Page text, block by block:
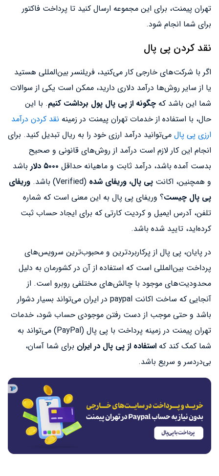
تهران پیمنت، برای این مجموعه ارسال کنید تا پرداخت فاکتور
برای شما انجام شود.
نقد کردن پی پال
اگر با شرکت‌های خارجی کار می‌کنید، فریلنسر بین‌المللی هستید
یا از سایر روش‌ها درآمد دلاری دارید، ممکن است یکی از سوالات
شما این باشد که چگونه از پی پال پول برداشت کنیم. با این
حال، با استفاده از خدمات تهران پیمنت در زمینه نقد کردن درآمد
ارزی پی پال می‌توانید درآمد ارزی خود را به ریال تبدیل کنید. برای
انجام این کار لازم است درآمد از روش‌های قانونی و صحیح
بدست آمده باشد، درآمد ثابت و ماهیانه حداقل
باشد
و همچنین، اکانت پی پال، وریفای شده (Verified) باشد.
وریفای
پی پال چیست؟ وریفای پی پال به این معنی است که شماره
تلفن، آدرس ایمیل و کردیت کارتی که برای ایجاد حساب ثبت
کرده‌اید، تایید شده باشد.
در پایان، پی پال از پرکاربردترین و محبوب‌ترین سرویس‌های
پرداخت بین‌المللی است که استفاده از آن در کشورمان به دلیل
محدودیت‌های موجود با چالش‌های مختلفی روبرو است. از
آنجایی که ساخت اکانت paypal در ایران می‌تواند بسیار دشوار
باشد و حتی موجب از دست رفتن موجودی حساب شود، خدمات
تهران پیمنت در زمینه پرداخت با پی پال (PayPal) می‌تواند به
شما کمک کند که استفاده از پی پال در ایران برای شما آسان،
بی‌دردسر و سریع باشد.